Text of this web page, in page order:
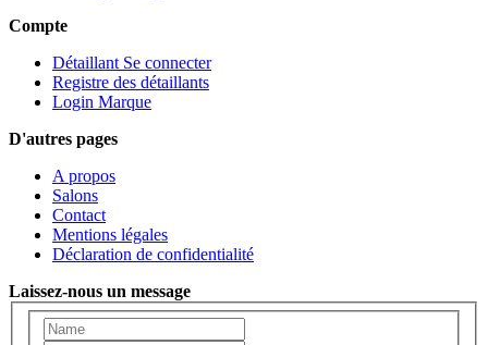
Compte
Détaillant Se connecter
Registre des détaillants
Login Marque
D'autres pages
A propos
Salons
Contact
Mentions légales
Déclaration de confidentialité
Laissez-nous un message